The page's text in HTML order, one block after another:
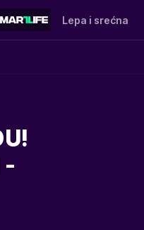
Lepa i srećna
-